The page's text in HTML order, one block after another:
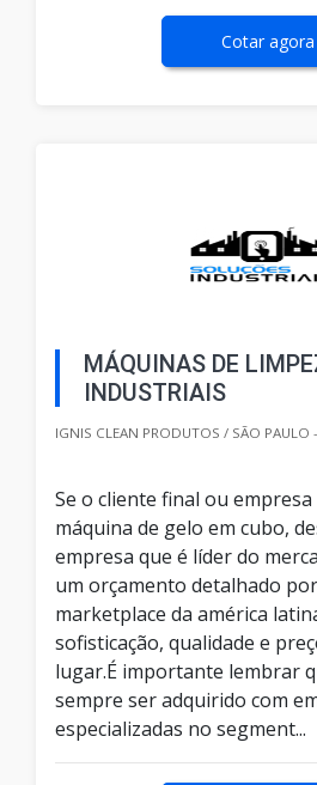
Cotar agora
MÁQUINAS DE
INDUSTRIAIS
IGNIS CLEAN PRODUTOS / SÃO PAULO
Se o cliente final ou
máquina de gelo em cubo,
empresa que é líder do
um orçamento detalhado
marketplace da américa
sofisticação, qualidade e
lugar.É importante lembrar
sempre ser adquirido com
especializadas no segment...